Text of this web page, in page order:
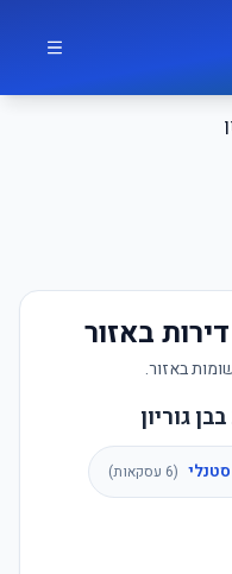
באזור
באזור.
גוריון
(
6 עסקאות)